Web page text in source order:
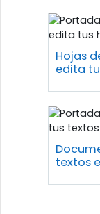
Hojas
edita
textos